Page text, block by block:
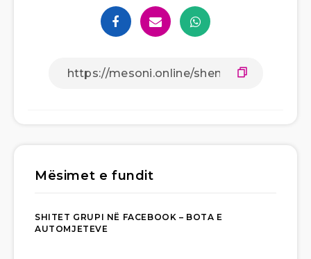
Mësimet e fundit
SHITET GRUPI NË FACEBOOK – BOTA E
AUTOMJETEVE